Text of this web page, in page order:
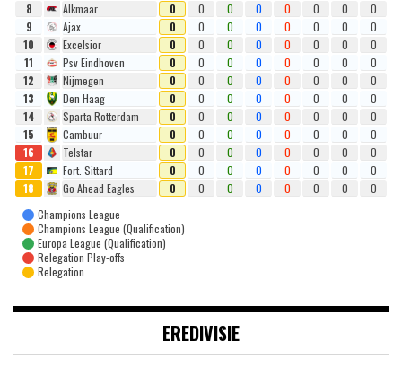
8
Alkmaar 0 0 0 0 0 0 0
0
9
Ajax 0 0 0 0 0 0 0
0
10
Excelsior 0 0 0 0 0 0 0
0
11
Psv Eindhoven 0 0 0 0 0 0 0
0
12
Nijmegen 0 0 0 0 0 0 0
0
13
Den Haag 0 0 0 0 0 0 0
0
14
Sparta Rotterdam 0 0 0 0 0 0 0
0
15
Cambuur 0 0 0 0 0 0 0
0
16
Telstar 0 0 0 0 0 0 0
0
17
Fort. Sittard 0 0 0 0 0 0 0
0
18
Go Ahead Eagles 0 0 0 0 0 0 0
0
Champions League
Champions League (Qualification)
Europa League (Qualification)
Relegation Play-offs
Relegation
EREDIVISIE